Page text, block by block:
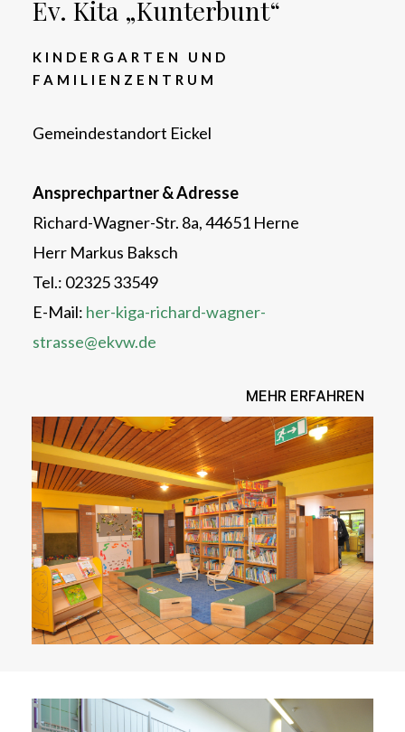
Ev. Kita „Kunterbunt“
KINDERGARTEN UND
FAMILIENZENTRUM
Gemeindestandort Eickel
Ansprechpartner & Adresse
Richard-Wagner-Str. 8a, 44651 Herne
Herr Markus Baksch
Tel.: 02325 33549
E-Mail: her-kiga-richard-wagner-
strasse@ekvw.de
MEHR ERFAHREN